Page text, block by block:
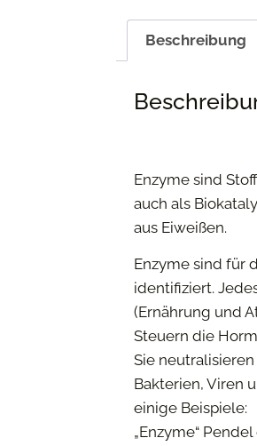
Beschreibung
Enzyme sind
auch als
aus Eiweißen.
Enzyme sind für
identifiziert.
(Ernährung und
Steuern die
Sie
Bakterien, Viren
einige Beispiele:
„Enzyme“